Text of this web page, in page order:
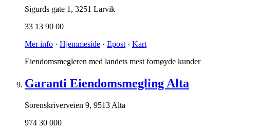
Sigurds gate 1 , 3251 Larvik
33 13 90 00
Mer info · Hjemmeside · Epost · Kart
Eiendomsmegleren med landets mest fornøyde kunder
Garanti Eiendomsmegling Alta
Sorenskriverveien 9, 9513 Alta
974 30 000